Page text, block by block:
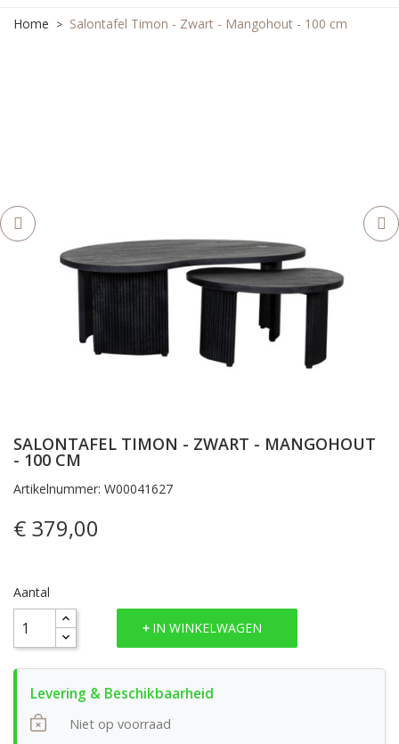
Home Salontafel Timon - Zwart - Mangohout - 100 cm
SALONTAFEL TIMON - ZWART - MANGOHOUT
- 100 CM
Artikelnummer: W00041627
€ 379,00
Aantal
IN WINKELWAGEN
Niet op voorraad